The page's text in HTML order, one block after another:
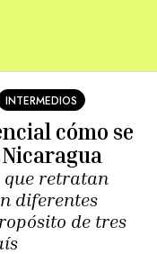
INTERMEDIOS
cómo se
que retratan
diferentes
de tres